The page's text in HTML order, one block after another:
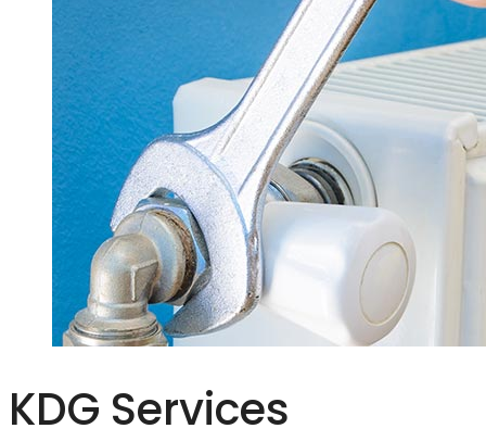
KDG Services